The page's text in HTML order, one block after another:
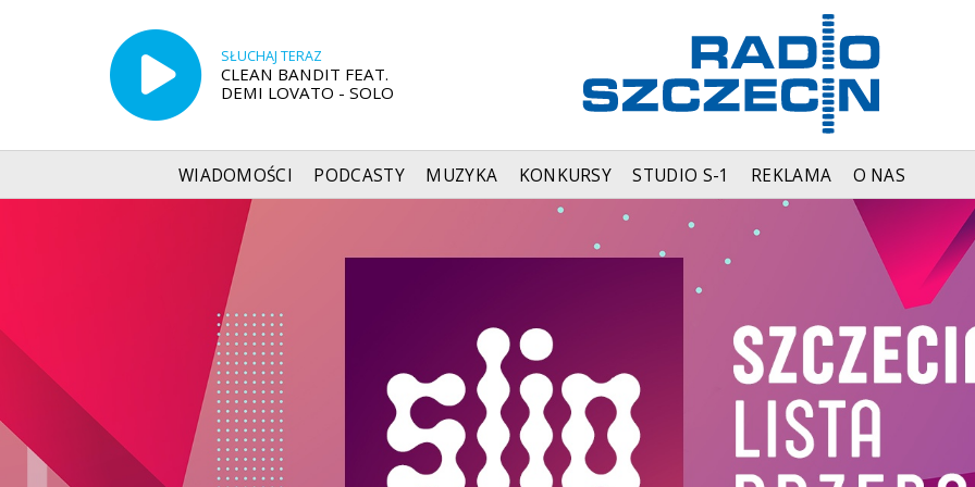
SŁUCHAJ TERAZ
CLEAN BANDIT FEAT.
DEMI LOVATO - SOLO
WIADOMOŚCI PODCASTY MUZYKA KONKURSY STUDIO S-1 REKLAMA O NAS